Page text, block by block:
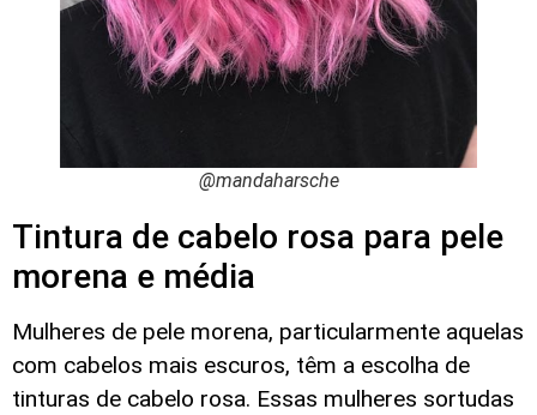
@mandaharsche
Tintura de cabelo rosa para pele
morena e média
Mulheres de pele morena, particularmente aquelas
com cabelos mais escuros, têm a escolha de
tinturas de cabelo rosa. Essas mulheres sortudas